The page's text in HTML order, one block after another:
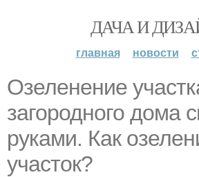
ДАЧА И
главная новости
Озеленение
загородного дома
руками. Как
участок?